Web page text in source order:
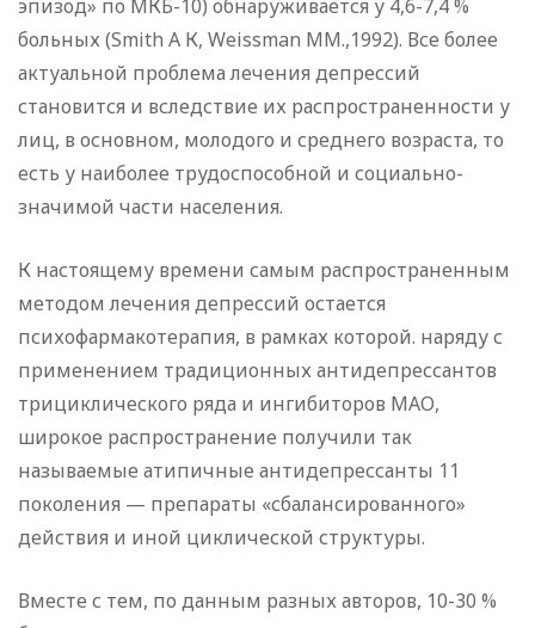
эпизод» по МКБ-10) обнаруживается у 4,6-7,4 %
больных (Smith А К, Weissman MM.,1992). Все более
актуальной проблема лечения депрессий
становится и вследствие их распространенности у
лиц, в основном, молодого и среднего возраста, то
есть у наиболее трудоспособной и социально-
значимой части населения.
К настоящему времени самым распространенным
методом лечения депрессий остается
психофармакотерапия, в рамках которой. наряду с
применением традиционных антидепрессантов
трициклического ряда и ингибиторов МАО,
широкое распространение получили так
называемые атипичные антидепрессанты 11
поколения — препараты «сбалансированного»
действия и иной циклической структуры.
Вместе с тем, по данным разных авторов, 10-30 %